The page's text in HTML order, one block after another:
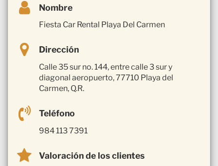
Nombre
Fiesta Car Rental Playa Del Carmen
Dirección
Calle 35 sur no. 144, entre calle 3 sur y
diagonal aeropuerto, 77710 Playa del
Carmen, Q.R.
Teléfono
984 113 7391
Valoración de los clientes